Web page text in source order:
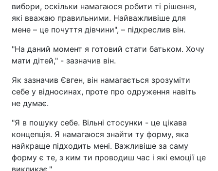
вибори, оскільки намагаюся робити ті рішення,
які вважаю правильними. Найважливіше для
мене – це почуття дівчини", – підкреслив він.
"На даний момент я готовий стати батьком. Хочу
мати дітей," - зазначив він.
Як зазначив Євген, він намагається зрозуміти
себе у відносинах, проте про одруження навіть
не думає.
"Я в пошуку себе. Вільні стосунки - це цікава
концепція. Я намагаюся знайти ту форму, яка
найкраще підходить мені. Важливіше за саму
форму є те, з ким ти проводиш час і які емоції це
викликає."